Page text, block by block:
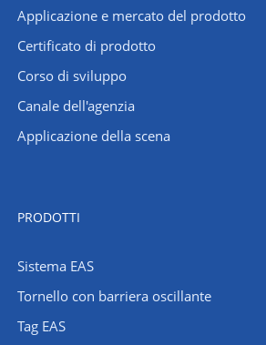
Applicazione e mercato del prodotto
Certificato di prodotto
Corso di sviluppo
Canale dell'agenzia
Applicazione della scena
PRODOTTI
Sistema EAS
Tornello con barriera oscillante
Tag EAS